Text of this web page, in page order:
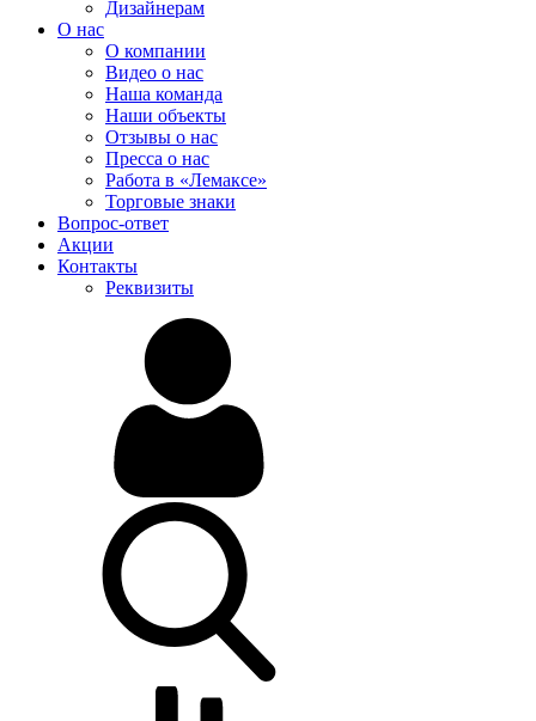
Дизайнерам
О нас
О компании
Видео о нас
Наша команда
Наши объекты
Отзывы о нас
Пресса о нас
Работа в «Лемаксе»
Торговые знаки
Вопрос-ответ
Акции
Контакты
Реквизиты